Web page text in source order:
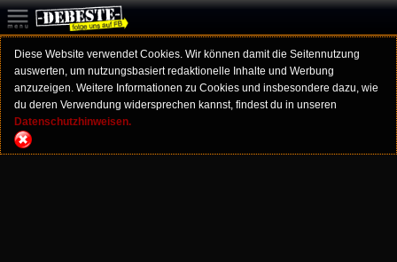
Diese Website verwendet Cookies. Wir können damit die Seitennutzung
auswerten, um nutzungsbasiert redaktionelle Inhalte und Werbung
anzuzeigen. Weitere Informationen zu Cookies und insbesondere dazu, wie
du deren Verwendung widersprechen kannst, findest du in unseren
Datenschutzhinweisen.